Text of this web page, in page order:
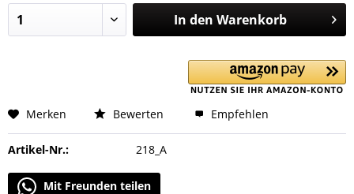
In den Warenkorb
Merken Bewerten Empfehlen
Artikel-Nr.: 218_A
Mit Freunden teilen